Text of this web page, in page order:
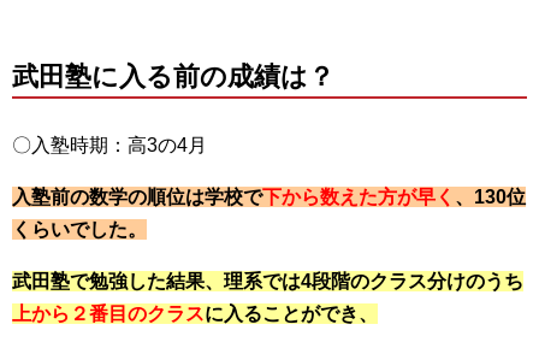
武田塾に入る前の成績は？
〇入塾時期：高3の4月
入塾前の数学の順位は学校で下から数えた方が早く 、130位
くらいでした。
武田塾で勉強した結果、理系では4段階のクラス分けのうち
上から２番目のクラスに入ることができ、